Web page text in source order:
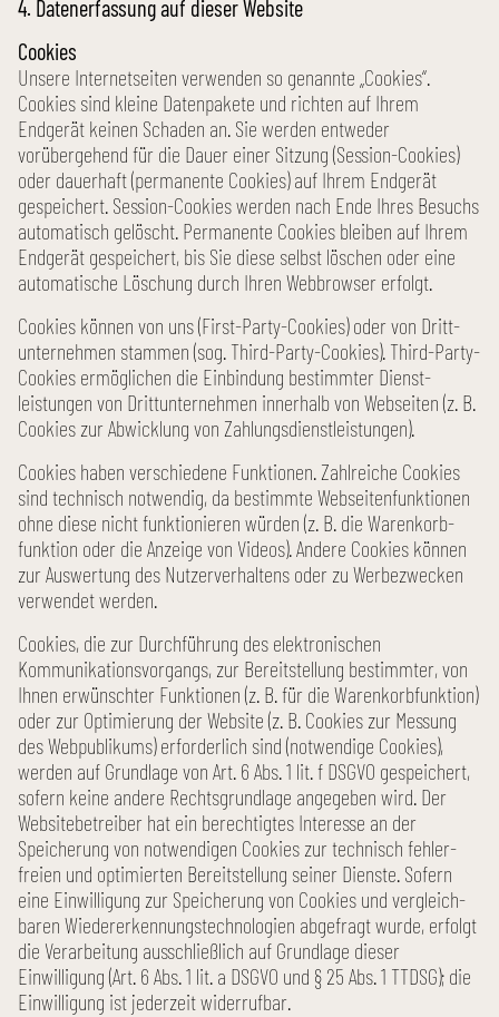
4. Daten­erfassung auf dieser Website
Cookies
Unsere Internet­seiten verwenden so genannte „Cookies“.
Cookies sind kleine Daten­pakete und richten auf Ihrem
Endgerät keinen Schaden an. Sie werden entweder
vorübergehend für die Dauer einer Sitzung (Session-Cookies)
oder dauerhaft (permanente Cookies) auf Ihrem Endgerät
gespeichert. Session-Cookies werden nach Ende Ihres Besuchs
automatisch gelöscht. Permanente Cookies bleiben auf Ihrem
Endgerät gespeichert, bis Sie diese selbst löschen oder eine
automatische Löschung durch Ihren Webbrowser erfolgt.
Cookies können von uns (First-Party-Cookies) oder von Dritt­
unternehmen stammen (sog. Third-Party-Cookies). Third-Party-
Cookies ermöglichen die Einbindung bestimmter Dienst­
leistungen von Dritt­unternehmen innerhalb von Webseiten (z. B.
Cookies zur Abwicklung von Zahlungs­dienst­leistungen).
Cookies haben verschiedene Funktionen. Zahl­reiche Cookies
sind technisch notwendig, da bestimmte Webseiten­funktionen
ohne diese nicht funktionieren würden (z. B. die Warenkorb­
funktion oder die Anzeige von Videos). Andere Cookies können
zur Auswertung des Nutzer­verhaltens oder zu Werbe­zwecken
verwendet werden.
Cookies, die zur Durchführung des elektronischen
Kommunikations­vorgangs, zur Bereitstellung bestimmter, von
Ihnen erwünschter Funktionen (z. B. für die Warenkorb­funktion)
oder zur Optimierung der Website (z. B. Cookies zur Messung
des Webpublikums) erforderlich sind (notwendige Cookies),
werden auf Grundlage von Art. 6 Abs. 1 lit. f DSGVO gespeichert,
sofern keine andere Rechts­grundlage angegeben wird. Der
Website­betreiber hat ein berechtigtes Interesse an der
Speicherung von notwendigen Cookies zur technisch fehler­
freien und optimierten Bereit­stellung seiner Dienste. Sofern
eine Einwilligung zur Speicherung von Cookies und vergleich­
baren Wieder­erkennungs­technologien abgefragt wurde, erfolgt
die Verarbeitung ausschließlich auf Grund­lage dieser
Einwilligung (Art. 6 Abs. 1 lit. a DSGVO und § 25 Abs. 1 TTDSG); die
Einwilligung ist jederzeit wider­rufbar.